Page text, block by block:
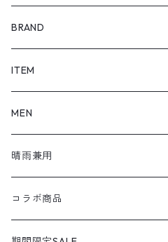
BRAND
SHOEL / シュール
shoel mine / シュールマイン
shoel SPORT / シュールスポーツ
shoel men / シュールメンズ
ITEM
pumps / パンプス
loafers / ローファー
lace up / レースアップ
MEN
シューズ
晴雨兼用
コラボ商品